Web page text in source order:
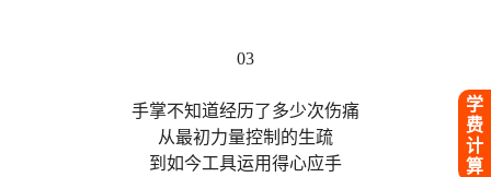
学
费
计
算
03
手掌不知道经历了多少次伤痛
从最初力量控制的生疏
到如今工具运用得心应手